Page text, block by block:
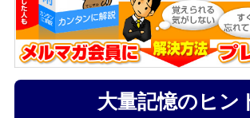
大量記憶のヒン